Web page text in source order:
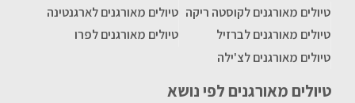
טיולים מאורגנים לקוסטה ריקה טיולים מאורגנים לארגנטינה
טיולים מאורגנים לברזיל
טיולים מאורגנים לפרו
טיולים מאורגנים לצ'ילה
טיולים מאורגנים לפי נושא